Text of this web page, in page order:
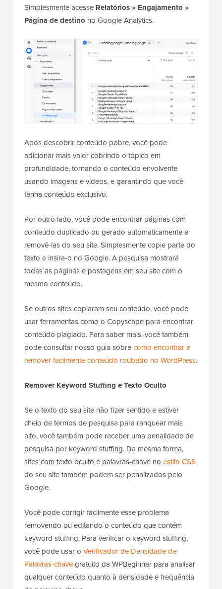
Simplesmente acesse Relatórios » Engajamento »
Página de destino no Google Analytics.
Após descobrir conteúdo pobre, você pode
adicionar mais valor cobrindo o tópico em
profundidade, tornando o conteúdo envolvente
usando imagens e vídeos, e garantindo que você
tenha conteúdo exclusivo.
Por outro lado, você pode encontrar páginas com
conteúdo duplicado ou gerado automaticamente e
removê-las do seu site. Simplesmente copie parte do
texto e insira-o no Google. A pesquisa mostrará
todas as páginas e postagens em seu site com o
mesmo conteúdo.
Se outros sites copiaram seu conteúdo, você pode
usar ferramentas como o Copyscape para encontrar
conteúdo plagiado. Para saber mais, você também
pode consultar nosso guia sobrecomo encontrar e
remover facilmente conteúdo roubado no WordPress.
Remover Keyword Stuffing e Texto Oculto
Se o texto do seu site não fizer sentido e estiver
cheio de termos de pesquisa para ranquear mais
alto, você também pode receber uma penalidade de
pesquisa por keyword stuffing. Da mesma forma,
sites com texto oculto e palavras-chave no estilo CSS
do seu site também podem ser penalizados pelo
Google.
Você pode corrigir facilmente esse problema
removendo ou editando o conteúdo que contém
keyword stuffing. Para verificar o keyword stuffing,
você pode usar o Verificador de Densidade de
Palavras-chavegratuito da WPBeginner para analisar
qualquer conteúdo quanto à densidade e frequência